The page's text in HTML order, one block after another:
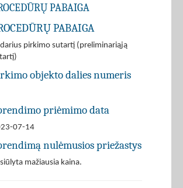
PABAIGA
PABAIGA
pirkimo sutartį (preliminariąją
objekto dalies numeris
priėmimo data
07-14
nulėmusios priežastys
mažiausia kaina.